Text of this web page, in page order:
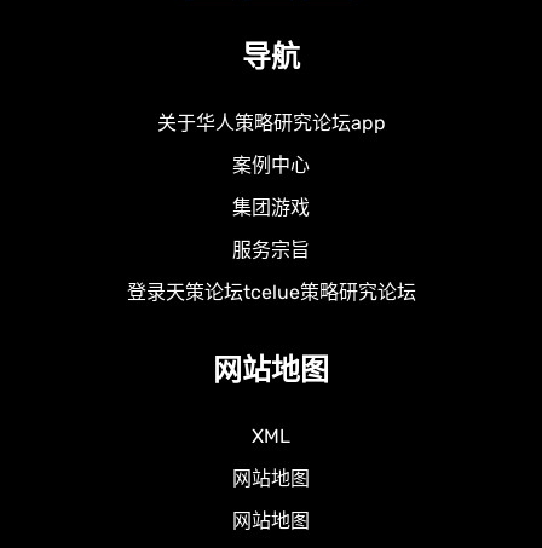
导航
关于华人策略研究论坛app
案例中心
集团游戏
服务宗旨
登录天策论坛tcelue策略研究论坛
网站地图
XML
网站地图
网站地图